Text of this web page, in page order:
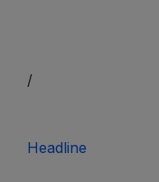
/
Headline